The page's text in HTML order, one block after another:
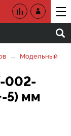
Модельный
002-
5) мм